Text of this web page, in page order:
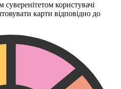
суверенітетом користувачі
карти відповідно до